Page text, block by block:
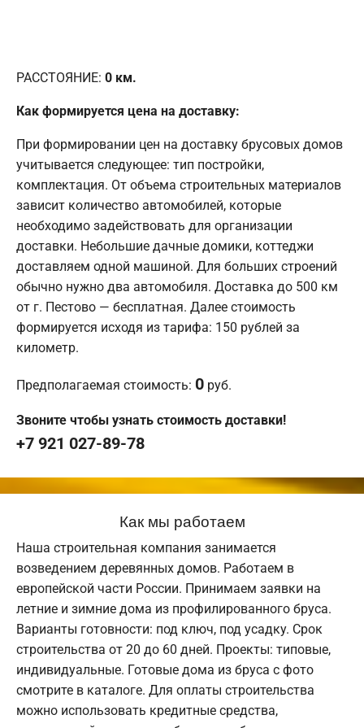
РАССТОЯНИЕ: 0 км.
Как формируется цена на доставку:
При формировании цен на доставку брусовых домов
учитывается следующее: тип постройки,
комплектация. От объема строительных материалов
зависит количество автомобилей, которые
необходимо задействовать для организации
доставки. Небольшие дачные домики, коттеджи
доставляем одной машиной. Для больших строений
обычно нужно два автомобиля. Доставка до 500 км
от г. Пестово — бесплатная. Далее стоимость
формируется исходя из тарифа: 150 рублей за
километр.
Предполагаемая стоимость: 0 руб.
Звоните чтобы узнать стоимость доставки!
+7 921 027-89-78
Как мы работаем
Наша строительная компания занимается
возведением деревянных домов. Работаем в
европейской части России. Принимаем заявки на
летние и зимние дома из профилированного бруса.
Варианты готовности: под ключ, под усадку. Срок
строительства от 20 до 60 дней. Проекты: типовые,
индивидуальные. Готовые дома из бруса с фото
смотрите в каталоге. Для оплаты строительства
можно использовать кредитные средства,